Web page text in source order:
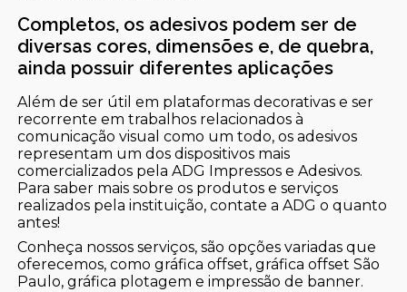
Completos, os adesivos podem ser de
diversas cores, dimensões e, de quebra,
ainda possuir diferentes aplicações
Além de ser útil em plataformas decorativas e ser
recorrente em trabalhos relacionados à
comunicação visual como um todo, os adesivos
representam um dos dispositivos mais
comercializados pela ADG Impressos e Adesivos.
Para saber mais sobre os produtos e serviços
realizados pela instituição, contate a ADG o quanto
antes!
Conheça nossos serviços, são opções variadas que
oferecemos, como gráfica offset, gráfica offset São
Paulo, gráfica plotagem e impressão de banner.